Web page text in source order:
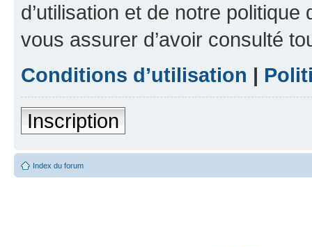
d’utilisation et de notre
vous assurer d’avoir consulté
Conditions d’utilisation |
Inscription
Index du forum